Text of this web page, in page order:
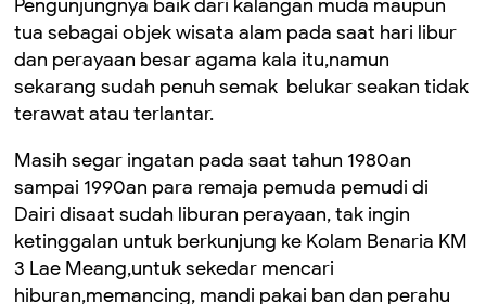
Pengunjungnya baik dari kalangan muda maupun
tua sebagai objek wisata alam pada saat hari libur
dan perayaan besar agama kala itu,namun
sekarang sudah penuh semak belukar seakan tidak
terawat atau terlantar.
Masih segar ingatan pada saat tahun 1980an
sampai 1990an para remaja pemuda pemudi di
Dairi disaat sudah liburan perayaan, tak ingin
ketinggalan untuk berkunjung ke Kolam Benaria KM
3 Lae Meang,untuk sekedar mencari
hiburan,memancing, mandi pakai ban dan perahu